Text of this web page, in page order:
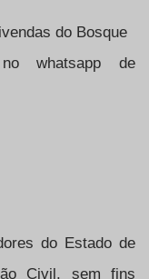
do Bosque
whatsapp de
do Estado de
Civil, sem fins